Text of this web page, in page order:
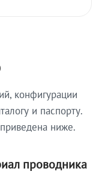
конфигурации
и паспорту.
ниже.
проводника